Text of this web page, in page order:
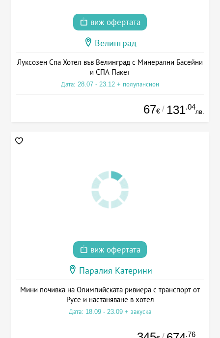
виж офертата
Велинград
Луксозен Спа Хотел във Велинград с Минерални Басейни
и СПА Пакет
Дата: 28.07 - 23.12 + полупансион
67€ / 131.04
лв.
виж офертата
Паралия Катерини
Мини почивка на Олимпийската ривиера с транспорт от
Русе и настаняване в хотел
Дата: 18.09 - 23.09 + закуска
.76